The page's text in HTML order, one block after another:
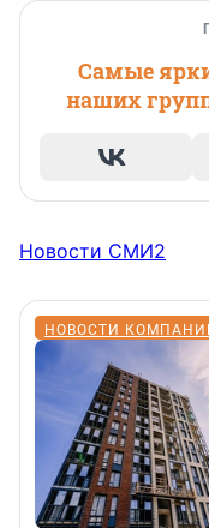
Самые
наших
Новости СМИ2
НОВОСТИ